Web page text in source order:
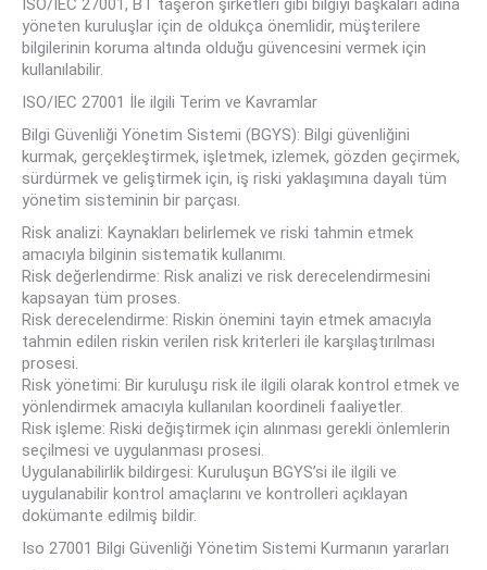
ISO/IEC 27001, BT taşeron şirketleri gibi bilgiyi başkaları adına
yöneten kuruluşlar için de oldukça önemlidir, müşterilere
bilgilerinin koruma altında olduğu güvencesini vermek için
kullanılabilir.
ISO/IEC 27001 İle ilgili Terim ve Kavramlar
Bilgi Güvenliği Yönetim Sistemi (BGYS): Bilgi güvenliğini
kurmak, gerçekleştirmek, işletmek, izlemek, gözden geçirmek,
sürdürmek ve geliştirmek için, iş riski yaklaşımına dayalı tüm
yönetim sisteminin bir parçası.
Risk analizi: Kaynakları belirlemek ve riski tahmin etmek
amacıyla bilginin sistematik kullanımı.
Risk değerlendirme: Risk analizi ve risk derecelendirmesini
kapsayan tüm proses.
Risk derecelendirme: Riskin önemini tayin etmek amacıyla
tahmin edilen riskin verilen risk kriterleri ile karşılaştırılması
prosesi.
Risk yönetimi: Bir kuruluşu risk ile ilgili olarak kontrol etmek ve
yönlendirmek amacıyla kullanılan koordineli faaliyetler.
Risk işleme: Riski değiştirmek için alınması gerekli önlemlerin
seçilmesi ve uygulanması prosesi.
Uygulanabilirlik bildirgesi: Kuruluşun BGYS’si ile ilgili ve
uygulanabilir kontrol amaçlarını ve kontrolleri açıklayan
dokümante edilmiş bildir.
Iso 27001 Bilgi Güvenliği Yönetim Sistemi Kurmanın yararları